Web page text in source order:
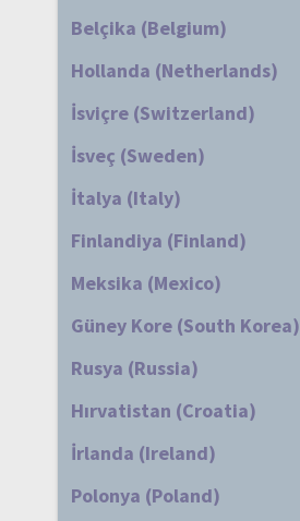
Belçika (Belgium)
Hollanda (Netherlands)
İsviçre (Switzerland)
İsveç (Sweden)
İtalya (Italy)
Finlandiya (Finland)
Meksika (Mexico)
Güney Kore (South Korea)
Rusya (Russia)
Hırvatistan (Croatia)
İrlanda (Ireland)
Polonya (Poland)